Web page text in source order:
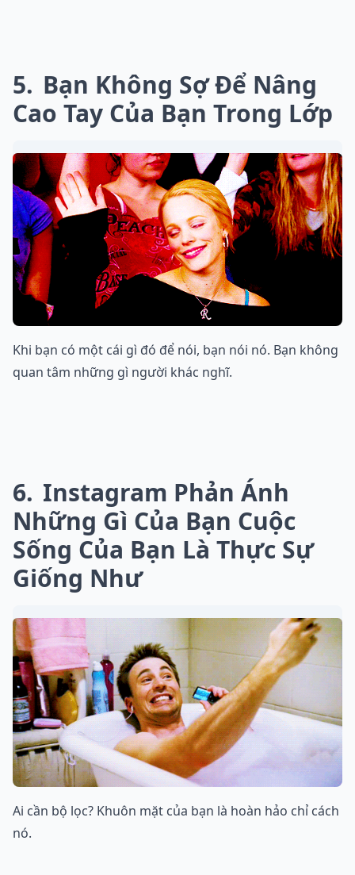
5 Bạn Không Sợ Để Nâng
Cao Tay Của Bạn Trong Lớp
Khi bạn có một cái gì đó để nói, bạn nói nó. Bạn không
quan tâm những gì người khác nghĩ.
6 Instagram Phản Ánh
Những Gì Của Bạn Cuộc
Sống Của Bạn Là Thực Sự
Giống Như
Ai cần bộ lọc? Khuôn mặt của bạn là hoàn hảo chỉ cách
nó.